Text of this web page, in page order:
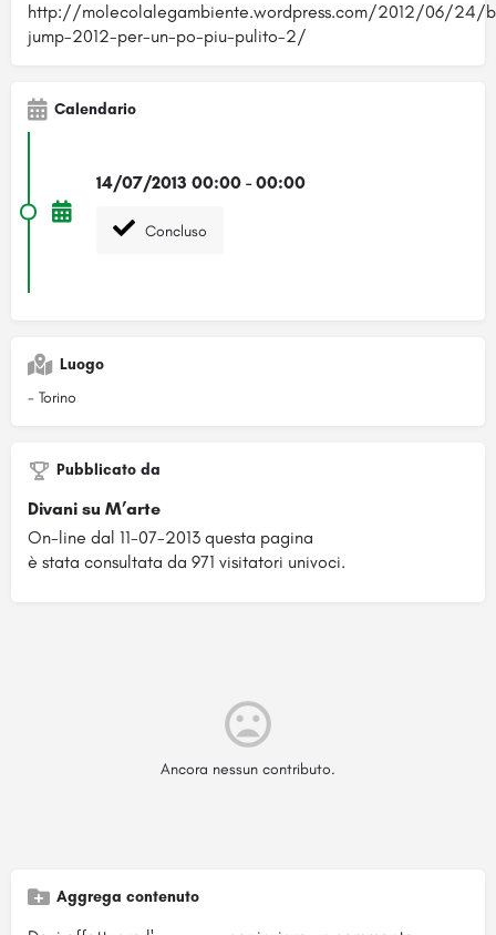
http://molecolalegambiente.wordpress.com/2012/06/24/
jump-2012-per-un-po-piu-pulito-2/
Calendario
14/07/2013 00:00 - 00:00
Concluso
Luogo
- Torino
Pubblicato da
Divani su M’arte
On-line dal 11-07-2013 questa pagina
è stata consultata da 971 visitatori univoci.
Ancora nessun contributo.
Aggrega contenuto